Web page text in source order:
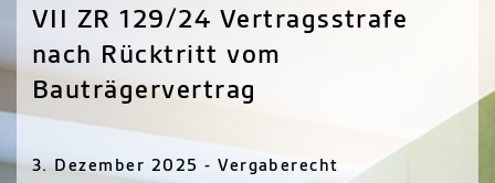
VII ZR 129/24 Vertragsstrafe
nach Rücktritt vom
Bauträgervertrag
3. Dezember 2025 - Vergaberecht